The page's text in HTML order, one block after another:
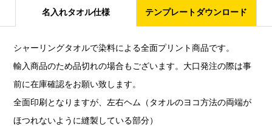
名入れタオル仕様 テンプレートダウンロード
シャーリングタオルで染料による全面プリント商品です。
輸入商品のため品切れの場合もございます。大口発注の際は事
前に在庫確認をお願い致します。
全面印刷となりますが、左右ヘム（タオルのヨコ方法の両端が
ほつれないように縫製している部分）